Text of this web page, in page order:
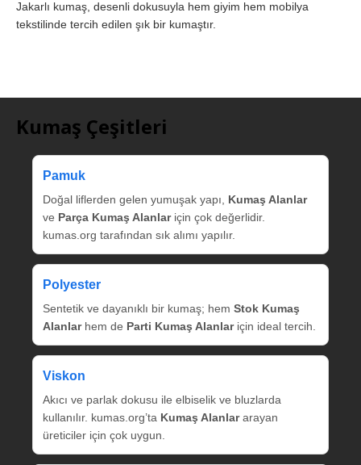
Jakarlı kumaş, desenli dokusuyla hem giyim hem mobilya
tekstilinde tercih edilen şık bir kumaştır.
Kumaş Çeşitleri
Pamuk
Doğal liflerden gelen yumuşak yapı, Kumaş Alanlar
ve Parça Kumaş Alanlariçin çok değerlidir.
kumas.org tarafından sık alımı yapılır.
Polyester
Sentetik ve dayanıklı bir kumaş; hem Stok Kumaş
Alanlarhem de Parti Kumaş Alanlariçin ideal tercih.
Viskon
Akıcı ve parlak dokusu ile elbiselik ve bluzlarda
kullanılır. kumas.org’ta Kumaş Alanlararayan
üreticiler için çok uygun.